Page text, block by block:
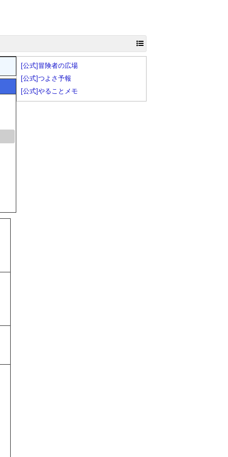
[公式]冒険者の広場
[公式]つよさ予報
[公式]やることメモ